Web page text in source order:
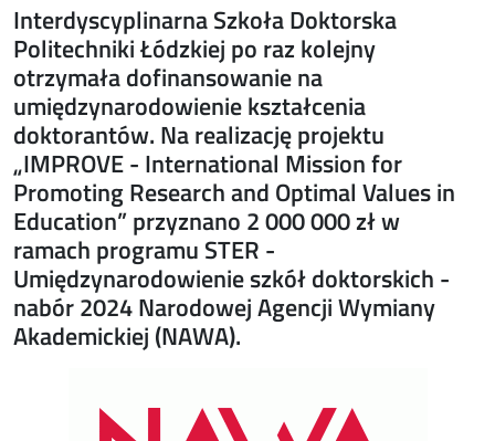
Interdyscyplinarna Szkoła Doktorska
Politechniki Łódzkiej po raz kolejny
otrzymała dofinansowanie na
umiędzynarodowienie kształcenia
doktorantów. Na realizację projektu
„IMPROVE - International Mission for
Promoting Research and Optimal Values in
Education” przyznano 2 000 000 zł w
ramach programu STER -
Umiędzynarodowienie szkół doktorskich -
nabór 2024 Narodowej Agencji Wymiany
Akademickiej (NAWA).